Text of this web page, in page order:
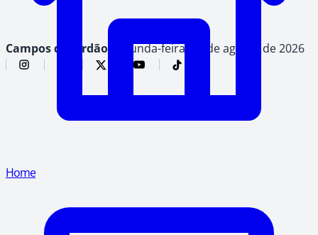
Campos do Jordão, segunda-feira, 10 de agosto de 2026
Home